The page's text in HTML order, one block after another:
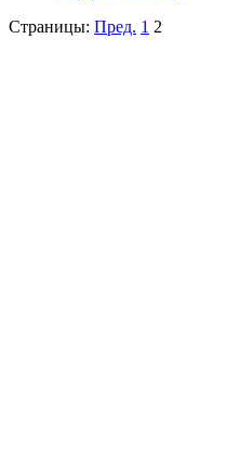
Страницы: Пред. 1 2